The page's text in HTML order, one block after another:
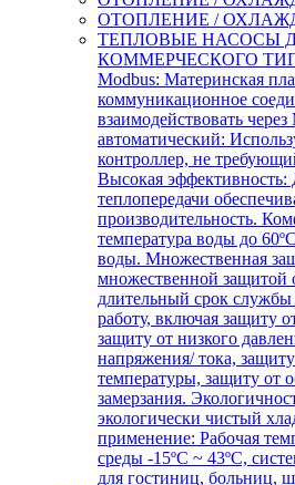
ОТОПЛЕНИЕ /
ТЕПЛОВЫЕ НАСОСЫ
КОММЕРЧЕСКОГО
Modbus: Материнская
коммуникационное
взаимодействовать
автоматический:
контроллер, не
Высокая эффективность:
теплопередачи
производительность.
температура воды до
воды. Множественная
множественной защитой
длительный срок
работу, включая защиту
защиту от низкого
напряжения/ тока,
температуры, защиту от
замерзания.
экологически чистый
применение: Рабочая
среды -15ºC ~ 43ºC,
для гостиниц, больниц,